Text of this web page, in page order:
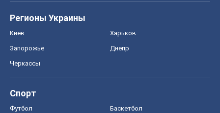
Регионы Украины
Киев Харьков
Запорожье Днепр
Черкассы
Спорт
Футбол Баскетбол